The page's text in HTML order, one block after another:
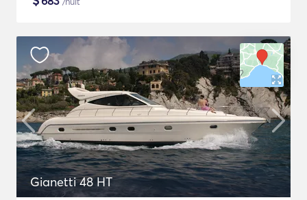
Gianetti 48 HT